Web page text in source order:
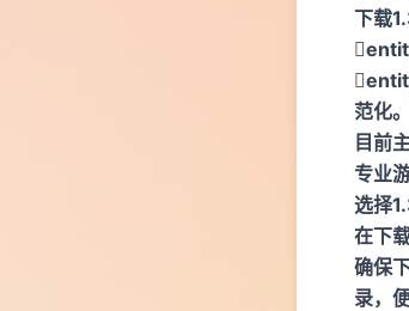
下载
范化
目前
专业
选择
在下
确保
录，